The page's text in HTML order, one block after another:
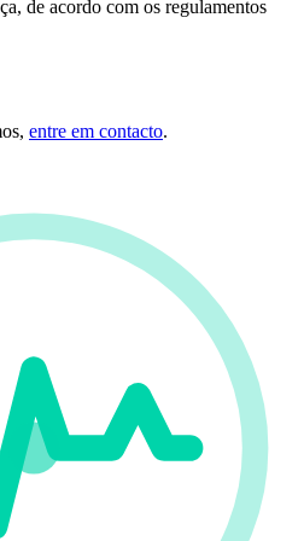
de acordo com os regulamentos
entre em contacto.